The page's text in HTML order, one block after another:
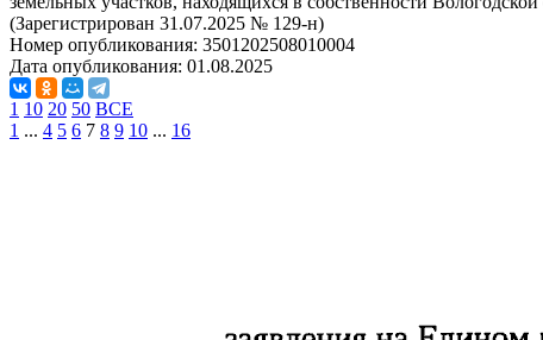
(Зарегистрирован 31.07.2025 № 129-н)
Номер опубликования: 3501202508010004
Дата опубликования: 01.08.2025
1 10 20 50 ВСЕ
1 ... 4 5 6 7 8 9 10 ... 16